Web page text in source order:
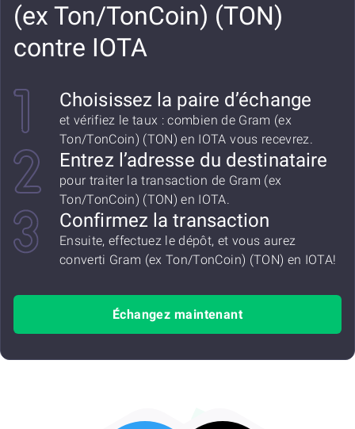
(ex Ton/TonCoin) (TON)
contre IOTA
Choisissez la paire d’échange
et vérifiez le taux : combien de Gram (ex
Ton/TonCoin) (TON) en IOTA vous recevrez.
Entrez l’adresse du destinataire
pour traiter la transaction de Gram (ex
Ton/TonCoin) (TON) en IOTA.
Confirmez la transaction
Ensuite, effectuez le dépôt, et vous aurez
converti Gram (ex Ton/TonCoin) (TON) en IOTA!
Échangez maintenant